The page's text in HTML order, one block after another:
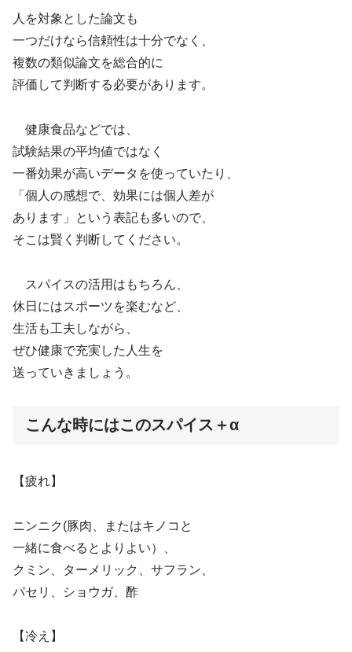
人を対象とした論文も
一つだけなら信頼性は十分でなく、
複数の類似論文を総合的に
評価して判断する必要があります。
健康食品などでは、
試験結果の平均値ではなく
一番効果が高いデータを使っていたり、
「個人の感想で、効果には個人差が
あります」という表記も多いので、
そこは賢く判断してください。
スパイスの活用はもちろん、
休日にはスポーツを楽むなど、
生活も工夫しながら、
ぜひ健康で充実した人生を
送っていきましょう。
こんな時にはこのスパイス＋α
【疲れ】
ニンニク(豚肉、またはキノコと
一緒に食べるとよりよい）、
クミン、ターメリック、サフラン、
パセリ、ショウガ、酢
【冷え】